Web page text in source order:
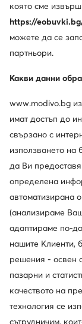
-50%
U.S. Polo Assn.
Сандали · Син ·
Актуална цена
47,99€
Най-ниска цена
която сме
https://
можете да се
партньори.
Какви данни
www.modivo.bg
имат достъп до
свързано с
използването на
да Ви
определена
автоматизирана
(анализираме
адаптираме по-
нашите Клиенти,
решения - освен
пазарни и
качеството на
технология се
сътрудничим,